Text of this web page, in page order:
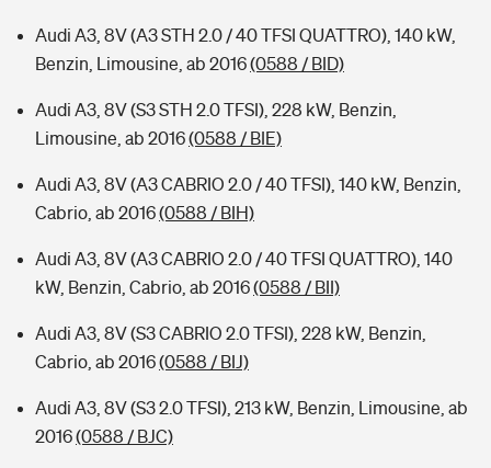
Audi A3, 8V (A3 STH 2.0 / 40 TFSI QUATTRO), 140 kW,
Benzin, Limousine, ab 2016(0588 / BID)
Audi A3, 8V (S3 STH 2.0 TFSI), 228 kW, Benzin,
Limousine, ab 2016(0588 / BIE)
Audi A3, 8V (A3 CABRIO 2.0 / 40 TFSI), 140 kW, Benzin,
Cabrio, ab 2016(0588 / BIH)
Audi A3, 8V (A3 CABRIO 2.0 / 40 TFSI QUATTRO), 140
kW, Benzin, Cabrio, ab 2016(0588 / BII)
Audi A3, 8V (S3 CABRIO 2.0 TFSI), 228 kW, Benzin,
Cabrio, ab 2016(0588 / BIJ)
Audi A3, 8V (S3 2.0 TFSI), 213 kW, Benzin, Limousine, ab
2016(0588 / BJC)